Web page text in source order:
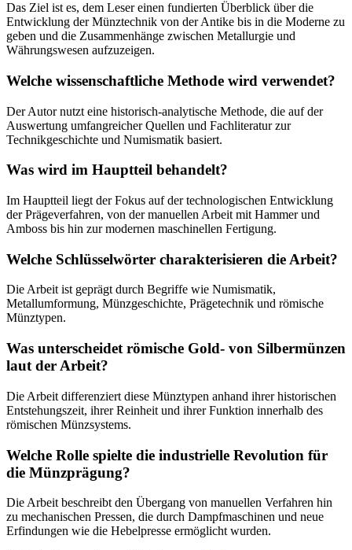
Das Ziel ist es, dem Leser einen fundierten Überblick über die
Entwicklung der Münztechnik von der Antike bis in die Moderne zu
geben und die Zusammenhänge zwischen Metallurgie und
Währungswesen aufzuzeigen.
Welche wissenschaftliche Methode wird verwendet?
Der Autor nutzt eine historisch-analytische Methode, die auf der
Auswertung umfangreicher Quellen und Fachliteratur zur
Technikgeschichte und Numismatik basiert.
Was wird im Hauptteil behandelt?
Im Hauptteil liegt der Fokus auf der technologischen Entwicklung
der Prägeverfahren, von der manuellen Arbeit mit Hammer und
Amboss bis hin zur modernen maschinellen Fertigung.
Welche Schlüsselwörter charakterisieren die Arbeit?
Die Arbeit ist geprägt durch Begriffe wie Numismatik,
Metallumformung, Münzgeschichte, Prägetechnik und römische
Münztypen.
Was unterscheidet römische Gold- von Silbermünzen
laut der Arbeit?
Die Arbeit differenziert diese Münztypen anhand ihrer historischen
Entstehungszeit, ihrer Reinheit und ihrer Funktion innerhalb des
römischen Münzsystems.
Welche Rolle spielte die industrielle Revolution für
die Münzprägung?
Die Arbeit beschreibt den Übergang von manuellen Verfahren hin
zu mechanischen Pressen, die durch Dampfmaschinen und neue
Erfindungen wie die Hebelpresse ermöglicht wurden.